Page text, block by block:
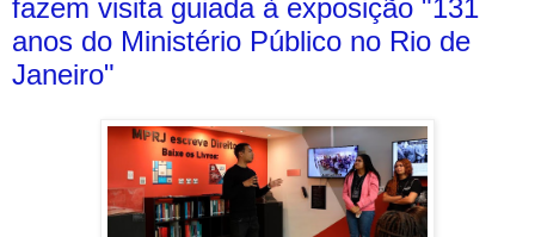
fazem visita guiada à exposição "131
anos do Ministério Público no Rio de
Janeiro"